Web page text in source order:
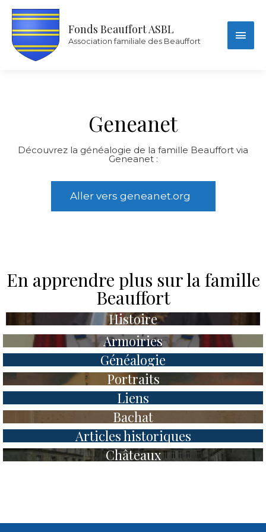
Fonds Beauffort ASBL
Association familiale des Beauffort
Geneanet
Découvrez la généalogie de la famille Beauffort via
Geneanet :
Aller vers geneanet.org
En apprendre plus sur la famille
Beauffort​
Histoire
Armoiries
Généalogie
Portraits
Liens
Bachat
Articles historiques
Châteaux